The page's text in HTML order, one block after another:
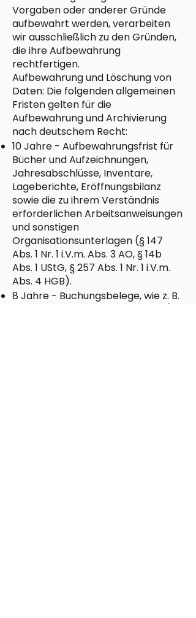
Vorgaben oder anderer Gründe
aufbewahrt werden, verarbeiten
wir ausschließlich zu den Gründen,
die ihre Aufbewahrung
rechtfertigen.
Aufbewahrung und Löschung von
Daten: Die folgenden allgemeinen
Fristen gelten für die
Aufbewahrung und Archivierung
nach deutschem Recht:
10 Jahre - Aufbewahrungsfrist für
Bücher und Aufzeichnungen,
Jahresabschlüsse, Inventare,
Lageberichte, Eröffnungsbilanz
sowie die zu ihrem Verständnis
erforderlichen Arbeitsanweisungen
und sonstigen
Organisationsunterlagen (§ 147
Abs. 1 Nr. 1 i.V.m. Abs. 3 AO, § 14b
Abs. 1 UStG, § 257 Abs. 1 Nr. 1 i.V.m.
Abs. 4 HGB).
8 Jahre - Buchungsbelege, wie z. B.